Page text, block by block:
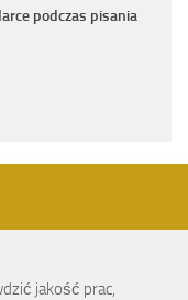
podczas pisania
jakość prac,